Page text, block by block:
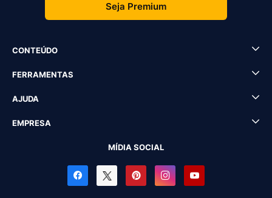
Seja Premium
CONTEÚDO
FERRAMENTAS
AJUDA
EMPRESA
MÍDIA SOCIAL